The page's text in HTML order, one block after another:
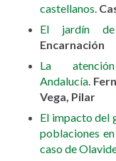
castellanos
El jardín de
Encarnación
La
Andalucía
Vega, Pilar
El impacto del
poblaciones
caso de